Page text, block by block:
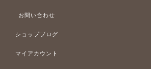
お問い合わせ
ショップブログ
マイアカウント